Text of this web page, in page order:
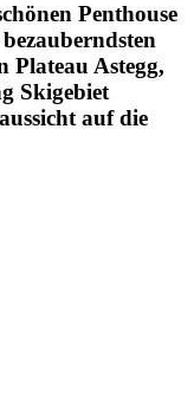
Penthouse
Plateau Astegg,
Skigebiet
auf die